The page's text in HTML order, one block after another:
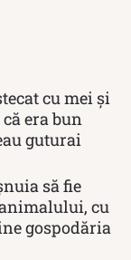
cu mei și
era bun
guturai
să fie
cu
gospodăria